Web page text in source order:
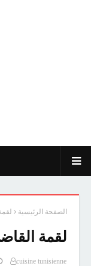
الصفحة الرئيسية
لقمة
cuisine tunisienne